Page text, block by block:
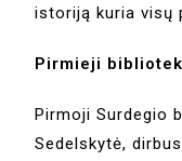
istoriją kuria visų
Pirmieji
Pirmoji Surdegio
Sedelskytė,